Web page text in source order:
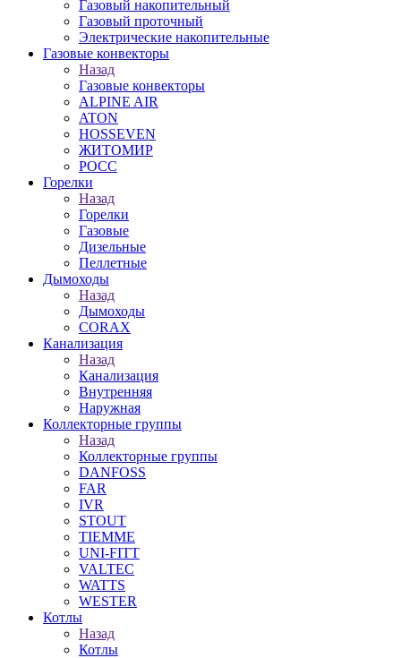
Газовый накопительный
Газовый проточный
Электрические накопительные
Газовые конвекторы
Назад
Газовые конвекторы
ALPINE AIR
ATON
HOSSEVEN
ЖИТОМИР
РОСС
Горелки
Назад
Горелки
Газовые
Дизельные
Пеллетные
Дымоходы
Назад
Дымоходы
CORAX
Канализация
Назад
Канализация
Внутренняя
Наружная
Коллекторные группы
Назад
Коллекторные группы
DANFOSS
FAR
IVR
STOUT
TIEMME
UNI-FITT
VALTEC
WATTS
WESTER
Котлы
Назад
Котлы